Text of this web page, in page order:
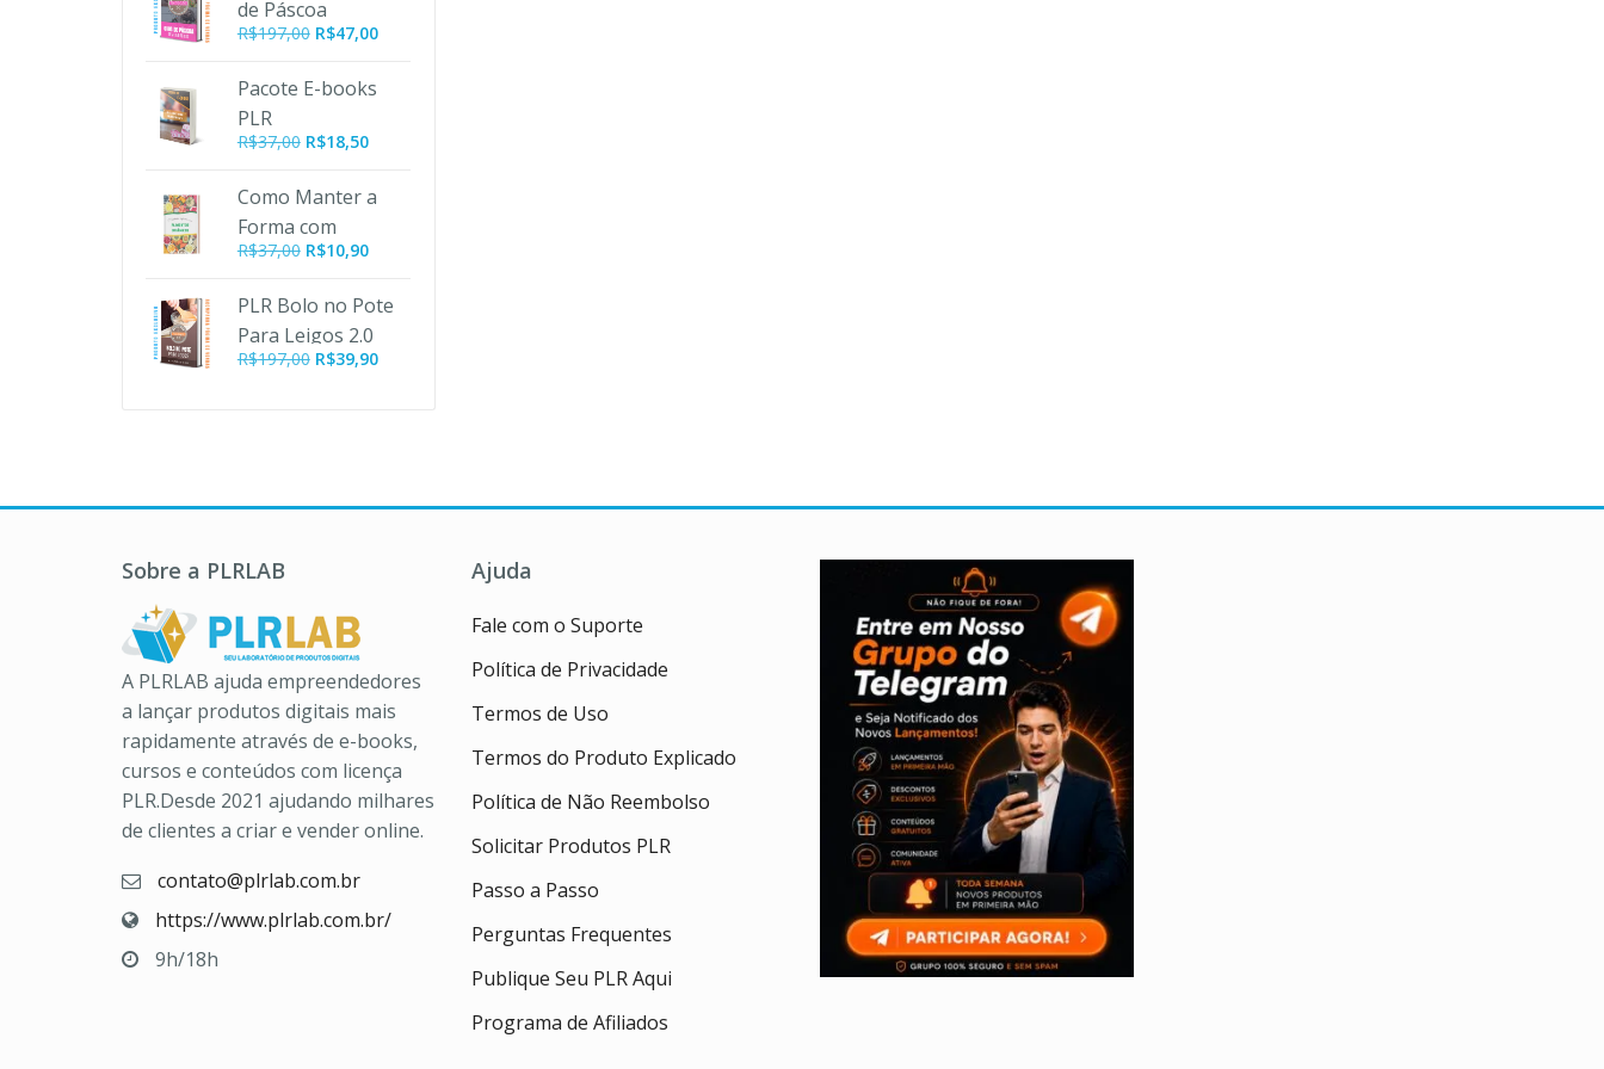
R$197,00.R$47,00.
de Páscoa
R$197,00 O
original
R$197,00.
R$47,00O
Pacote E-books
PLR
Emagrecimento
R$37,00 R$18,50
Como Manter a
Forma com
Alimentos
R$37,00 O
original
era:
R$37,00.
R$10,90O
atual
é:
R$10,90.
PLR Bolo no Pote
Para Leigos 2.0
R$197,00 O
R$39,90O
Sobre a PLRLAB
A PLRLAB ajuda empreendedores
a lançar produtos digitais mais
rapidamente através de e-books,
cursos e conteúdos com licença
PLR.Desde 2021 ajudando milhares
de clientes a criar e vender online.
contato@plrlab.com.br
https://www.plrlab.com.br/
9h/18h
Ajuda
Fale com o Suporte
Política de Privacidade
Termos de Uso
Termos do Produto Explicado
Política de Não Reembolso
Solicitar Produtos PLR
Passo a Passo
Perguntas Frequentes
Publique Seu PLR Aqui
Programa de Afiliados